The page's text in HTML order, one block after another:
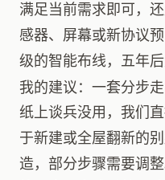
满足当前需求即可，
感器、屏幕或新协议
级的智能布线，五年后
我的建议：一套分步
纸上谈兵没用，我们
于新建或全屋翻新的
造，部分步骤需要调整